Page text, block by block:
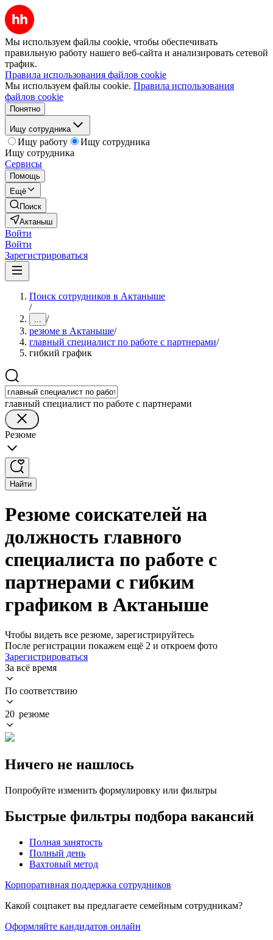
Мы используем файлы cookie, чтобы обеспечивать
правильную работу нашего веб-сайта и анализировать сетевой
трафик.
Правила использования файлов cookie
Мы используем файлы cookie. Правила использования
файлов cookie
Понятно
Ищу сотрудника
Ищу работу
Ищу сотрудника
Ищу сотрудника
Сервисы
Помощь
Ещё
Поиск
Актаныш
Войти
Войти
Зарегистрироваться
Поиск сотрудников в Актаныше
/
... /
резюме в Актаныше/
главный специалист по работе с партнерами/
гибкий график
главный специалист по работе с партнерами
Резюме
Найти
Резюме соискателей на
должность главного
специалиста по работе с
партнерами с гибким
графиком в Актаныше
Чтобы видеть все резюме, зарегистрируйтесь
После регистрации покажем ещё 2 и откроем фото
Зарегистрироваться
За всё время
По соответствию
20 резюме
Ничего не нашлось
Попробуйте изменить формулировку или фильтры
Быстрые фильтры подбора вакансий
Полная занятость
Полный день
Вахтовый метод
Корпоративная поддержка сотрудников
Какой соцпакет вы предлагаете семейным сотрудникам?
Оформляйте кандидатов онлайн